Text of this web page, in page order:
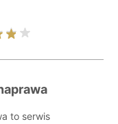
to serwis